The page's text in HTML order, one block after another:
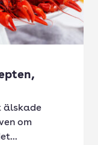
älskade
om